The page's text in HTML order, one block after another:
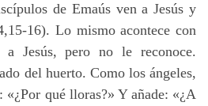
de Emaús ven a Jesús y
16). Lo mismo acontece con
a Jesús, pero no le reconoce.
del huerto. Como los ángeles,
«¿Por qué lloras?» Y añade: «¿A